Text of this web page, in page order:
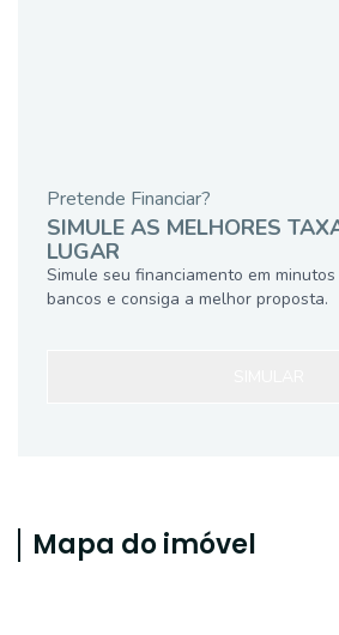
Pretende Financiar?
SIMULE AS MELHORES
LUGAR
Simule seu financiamento em
bancos e consiga a melhor proposta.
Mapa do imóvel